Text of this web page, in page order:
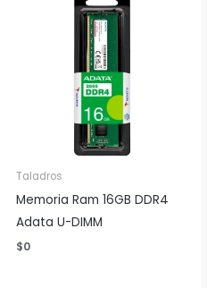
Taladros
Memoria Ram 16GB DDR4
Adata U-DIMM
$0